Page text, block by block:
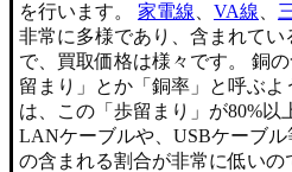
を行います。 家電線 VA線
非常に多様であり、含まれて
で、買取価格は様々です。 銅
留まり」とか「銅率」と呼ぶよ
は、この「歩留まり」が80%以
LANケーブルや、USBケーブ
の含まれる割合が非常に低いの